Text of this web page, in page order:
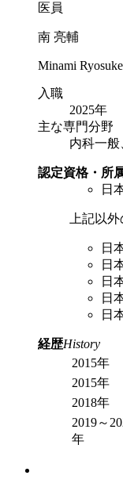
医員
南 亮輔
Minami Ryosuke
入職
2025年
主な専門分野
内科一
認定資格・所
日
上記以
日
日
日
日
日
経歴History
2015年
2015年
2018年
2019～
年